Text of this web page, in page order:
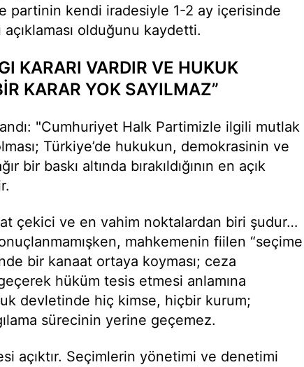
partinin kendi iradesiyle 1-2 ay içerisinde
açıklaması olduğunu kaydetti.
KARARI VARDIR VE HUKUK
KARAR YOK SAYILMAZ”
"Cumhuriyet Halk Partimizle ilgili mutlak
Türkiye’de hukukun, demokrasinin ve
bir baskı altında bırakıldığının en açık
çekici ve en vahim noktalardan biri şudur…
mahkemenin fiilen “seçime
bir kanaat ortaya koyması; ceza
hüküm tesis etmesi anlamına
devletinde hiç kimse, hiçbir kurum;
sürecinin yerine geçemez.
açıktır. Seçimlerin yönetimi ve denetimi